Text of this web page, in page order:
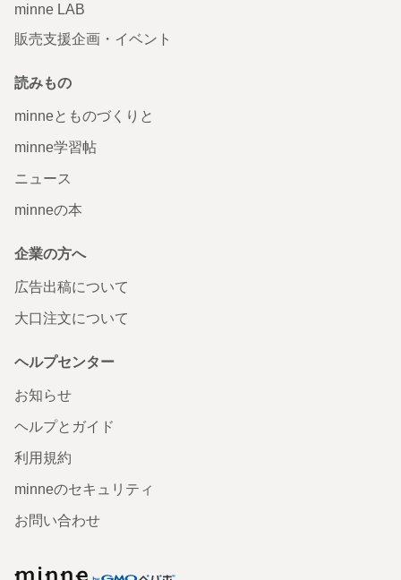
minne LAB
販売支援企画・イベント
読みもの
minneとものづくりと
minne学習帖
ニュース
minneの本
企業の方へ
広告出稿について
大口注文について
ヘルプセンター
お知らせ
ヘルプとガイド
利用規約
minneのセキュリティ
お問い合わせ